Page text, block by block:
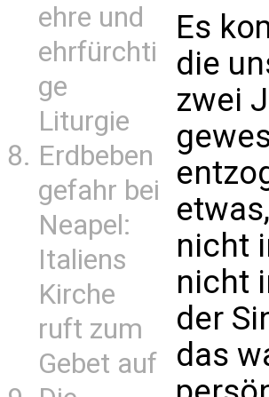
ehre und
ehrfürchti
ge
Liturgie
Erdbeben
gefahr bei
Neapel:
Italiens
Kirche
ruft zum
Gebet auf
Es
die
zwei
nicht
nicht
der
das